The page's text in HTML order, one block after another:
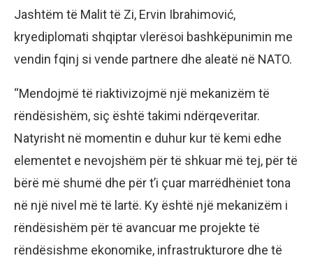
Jashtëm të Malit të Zi, Ervin Ibrahimović,
kryediplomati shqiptar vlerësoi bashkëpunimin me
vendin fqinj si vende partnere dhe aleatë në NATO.
“Mendojmë të riaktivizojmë një mekanizëm të
rëndësishëm, siç është takimi ndërqeveritar.
Natyrisht në momentin e duhur kur të kemi edhe
elementet e nevojshëm për të shkuar më tej, për të
bërë më shumë dhe për t’i çuar marrëdhëniet tona
në një nivel më të lartë. Ky është një mekanizëm i
rëndësishëm për të avancuar me projekte të
rëndësishme ekonomike, infrastrukturore dhe të